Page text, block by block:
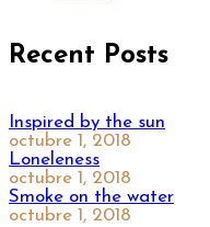
Recent Posts
Inspired by the sun
octubre 1, 2018
Loneleness
octubre 1, 2018
Smoke on the water
octubre 1, 2018